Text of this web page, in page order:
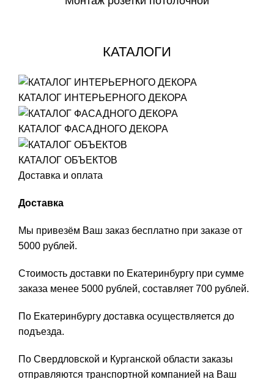
КАТАЛОГИ
КАТАЛОГ ИНТЕРЬЕРНОГО ДЕКОРА
КАТАЛОГ ФАСАДНОГО ДЕКОРА
КАТАЛОГ ОБЪЕКТОВ
Доставка и оплата
Доставка
Мы привезём Ваш заказ бесплатно при заказе от
5000 рублей.
Стоимость доставки по Екатеринбургу при сумме
заказа менее 5000 рублей, составляет 700 рублей.
По Екатеринбургу доставка осуществляется до
подъезда.
По Свердловской и Курганской области заказы
отправляются транспортной компанией на Ваш